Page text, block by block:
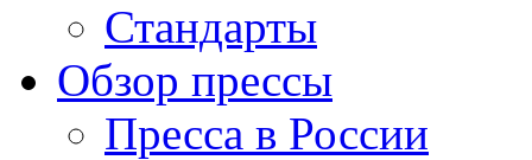
Стандарты
Обзор прессы
Пресса в России